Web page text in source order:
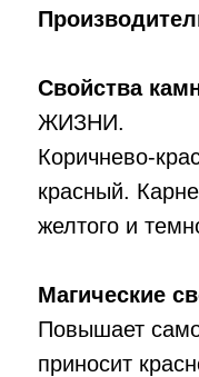
Свойства
ЖИЗНИ.
Коричнево-
красный.
желтого и
Магические
Повышает
приносит